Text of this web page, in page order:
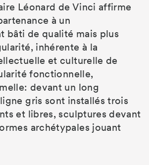
Léonard de Vinci affirme
à un
bâti de qualité mais plus
inhérente à la
et culturelle de
fonctionnelle,
devant un long
gris sont installés trois
et libres, sculptures devant
archétypales jouant